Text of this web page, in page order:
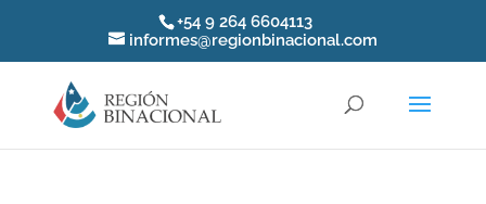
+54 9 264 6604113
informes@regionbinacional.com